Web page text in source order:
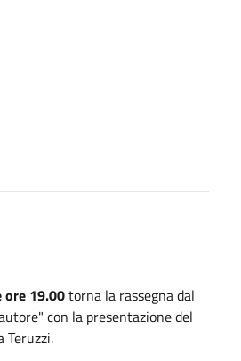
ore 19.00torna la rassegna dal
con la presentazione del
Teruzzi.